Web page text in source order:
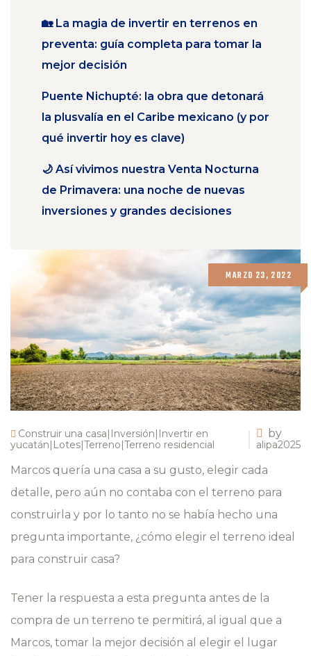
MARZO 23, 2022
Construir una casa|Inversión|Invertir en
yucatán|Lotes|Terreno|Terreno residencial
by
alipa2025
Marcos quería una casa a su gusto, elegir cada
detalle, pero aún no contaba con el terreno para
construirla y por lo tanto no se había hecho una
pregunta importante, ¿cómo elegir el terreno ideal
para construir casa?
Tener la respuesta a esta pregunta antes de la
compra de un terreno te permitirá, al igual que a
Marcos, tomar la mejor decisión al elegir el lugar
🏡 La magia de invertir en terrenos en
preventa: guía completa para tomar la
mejor decisión
Puente Nichupté: la obra que detonará
la plusvalía en el Caribe mexicano (y por
qué invertir hoy es clave)
🌙 Así vivimos nuestra Venta Nocturna
de Primavera: una noche de nuevas
inversiones y grandes decisiones